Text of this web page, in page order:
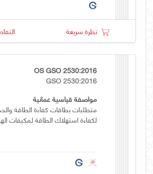
نظرة سريعة
OS GSO 2530:2016
GSO 2530:2016
مواصفة قياسية عمانية
متطلبات بطاقات كفاءة الطاقة
لكفاءة استهلاك الطاقة لمكيفات